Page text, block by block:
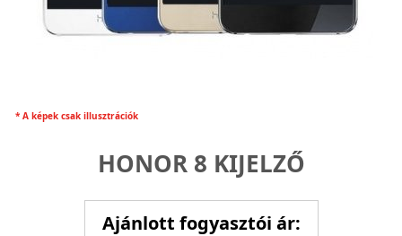
* A képek csak illusztrációk
HONOR 8 KIJELZŐ
Ajánlott fogyasztói ár: